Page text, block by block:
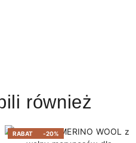
również
RABAT -20%